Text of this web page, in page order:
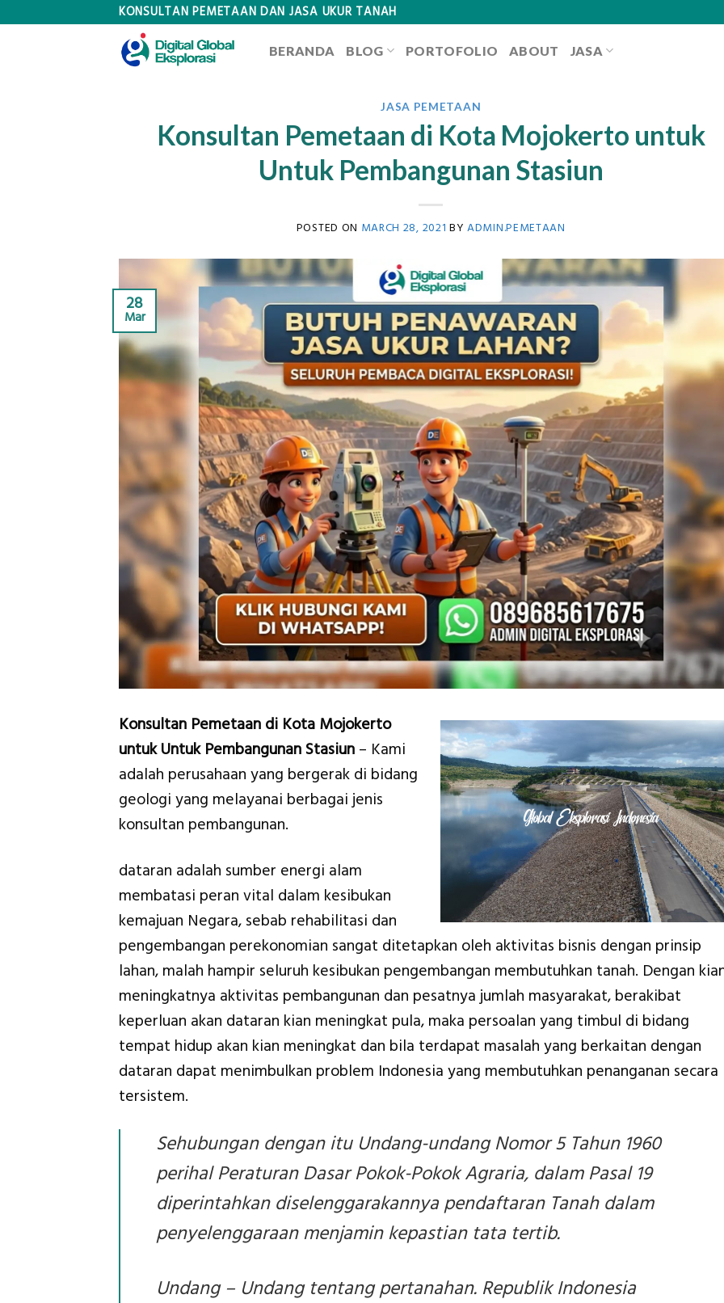
KONSULTAN PEMETAAN DAN JASA UKUR TANAH
BERANDA BLOG PORTOFOLIO ABOUT JASA
JASA PEMETAAN
Konsultan Pemetaan di Kota Mojokerto untuk
Untuk Pembangunan Stasiun
POSTED ON MARCH 28, 2021 BYADMIN.PEMETAAN
28
Mar
Konsultan Pemetaan di Kota Mojokerto
untuk Untuk Pembangunan Stasiun – Kami
adalah perusahaan yang bergerak di bidang
geologi yang melayanai berbagai jenis
konsultan pembangunan.
dataran adalah sumber energi alam
membatasi peran vital dalam kesibukan
kemajuan Negara, sebab rehabilitasi dan
pengembangan perekonomian sangat ditetapkan oleh aktivitas bisnis dengan prinsip
lahan, malah hampir seluruh kesibukan pengembangan membutuhkan tanah. Dengan
meningkatnya aktivitas pembangunan dan pesatnya jumlah masyarakat, berakibat
keperluan akan dataran kian meningkat pula, maka persoalan yang timbul di bidang
tempat hidup akan kian meningkat dan bila terdapat masalah yang berkaitan dengan
dataran dapat menimbulkan problem Indonesia yang membutuhkan penanganan secara
tersistem.
Sehubungan dengan itu Undang-undang Nomor 5 Tahun 1960
perihal Peraturan Dasar Pokok-Pokok Agraria, dalam Pasal 19
diperintahkan diselenggarakannya pendaftaran Tanah dalam
penyelenggaraan menjamin kepastian tata tertib.
Undang – Undang tentang pertanahan. Republik Indonesia